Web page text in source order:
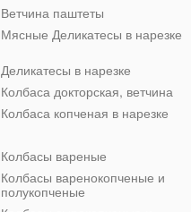
Ветчина паштеты
Мясные Деликатесы в нарезке
Деликатесы в нарезке
Колбаса докторская, ветчина
Колбаса копченая в нарезке
Колбасы вареные
Колбасы варенокопченые и
полукопченые